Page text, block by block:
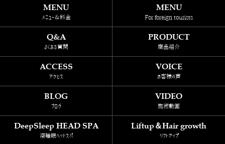
/home/xs401646/latelier-
beauty.com/public_html/wp-
content/themes/template_tp/single.php
MENU
メニュー＆料金
MENU
For foreign tourists
Q&A
よくある質問
PRODUCT
商品紹介
ACCESS
アクセス
VOICE
お客様の声
BLOG
ブログ
VIDEO
施術動画
DeepSleep HEAD SPA
深睡眠ヘッドスパ
Liftup＆Hair growth
リフトアップ